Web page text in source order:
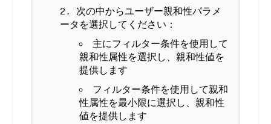
次の中からユーザー親和性パラメ
ータを選択してください：
主にフィルター条件を使用して
親和性属性を選択し、親和性値を
提供します
フィルター条件を使用して親和
性属性を最小限に選択し、親和性
値を提供します